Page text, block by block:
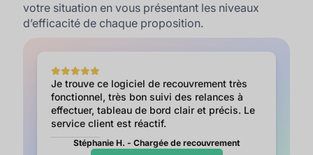
votre situation en vous présentant les niveaux
d’efficacité de chaque proposition.
Je trouve ce logiciel de recouvrement très
fonctionnel, très bon suivi des relances à
effectuer, tableau de bord clair et précis. Le
service client est réactif.
Stéphanie H. - Chargée de recouvrement